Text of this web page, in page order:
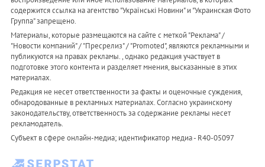
содержится ссылка на агентство "Українськi Новини" и "Украинская Фото
Группа" запрещено.
Материалы, которые размещаются на сайте с меткой "Реклама" /
"Новости компаний" / "Пресрелиз" / "Promoted", являются рекламными и
публикуются на правах рекламы. , однако редакция участвует в
подготовке этого контента и разделяет мнения, высказанные в этих
материалах.
Редакция не несет ответственности за факты и оценочные суждения,
обнародованные в рекламных материалах. Согласно украинскому
законодательству, ответственность за содержание рекламы несет
рекламодатель.
Субъект в сфере онлайн-медиа; идентификатор медиа - R40-05097